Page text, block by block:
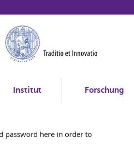
Institut Forschung
password here in order to